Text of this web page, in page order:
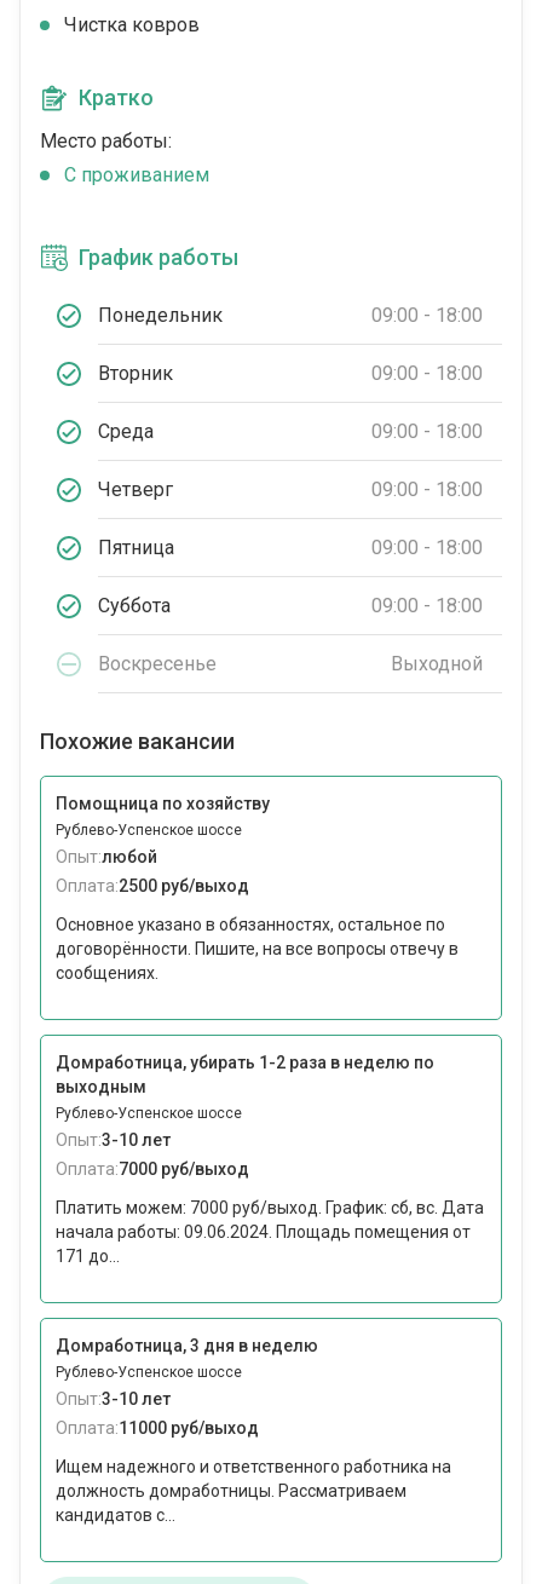
Чистка ковров
Кратко
Место работы:
C проживанием
График работы
Понедельник 09:00 - 18:00
Вторник 09:00 - 18:00
Среда 09:00 - 18:00
Четверг 09:00 - 18:00
Пятница 09:00 - 18:00
Суббота 09:00 - 18:00
Воскресенье Выходной
Похожие вакансии
Помощница по хозяйству
Рублево-Успенское шоссе
Опыт:любой
Оплата:2500 руб/выход
Основное указано в обязанностях, остальное по
договорённости. Пишите, на все вопросы отвечу в
сообщениях.
Домработница, убирать 1-2 раза в неделю по
выходным
Рублево-Успенское шоссе
Опыт:3-10 лет
Оплата:7000 руб/выход
Платить можем: 7000 руб/выход. График: сб, вс. Дата
начала работы: 09.06.2024. Площадь помещения от
171 до...
Домработница, 3 дня в неделю
Рублево-Успенское шоссе
Опыт:3-10 лет
Оплата:11000 руб/выход
Ищем надежного и ответственного работника на
должность домработницы. Рассматриваем
кандидатов с...